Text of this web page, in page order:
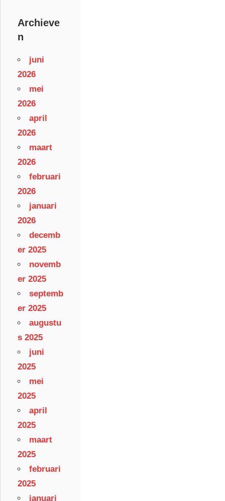
Archieve
n
juni
2026
mei
2026
april
2026
maart
2026
februari
2026
januari
2026
decemb
er 2025
novemb
er 2025
septemb
er 2025
augustu
s 2025
juni
2025
mei
2025
april
2025
maart
2025
februari
2025
januari